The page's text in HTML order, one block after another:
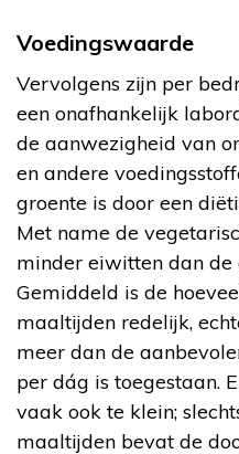
Voedingswaarde
Vervolgens zijn per
een onafhankelijk
de aanwezigheid van
en andere
groente is door een
Met name de
minder eiwitten dan
Gemiddeld is de
maaltijden redelijk,
meer dan de
per dág is toegestaan.
vaak ook te klein;
maaltijden bevat de